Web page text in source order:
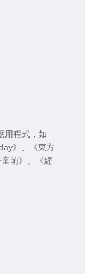
用程式，如
》 、
《東方
萌》 、
《經